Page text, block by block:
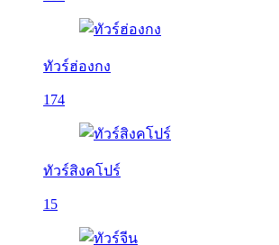
ทัวร์ฮ่องกง
174
ทัวร์สิงคโปร์
15